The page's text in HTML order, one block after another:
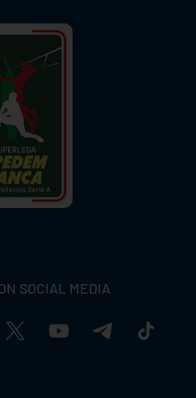
SOCIAL MEDIA